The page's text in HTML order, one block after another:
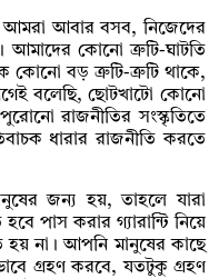
আমরা আবার বসব, নিজেদের
আমাদের কোনো ত্রুটি-ঘাটতি
কোনো বড় ত্রুটি-ত্রুটি থাকে,
বলেছি, ছোটখাটো কোনো
রাজনীতির সংস্কৃতিতে
ধারার রাজনীতি করতে
জন্য হয়, তাহলে যারা
পাস করার গ্যারান্টি নিয়ে
হয় না। আপনি মানুষের কাছে
গ্রহণ করবে, যতটুকু গ্রহণ